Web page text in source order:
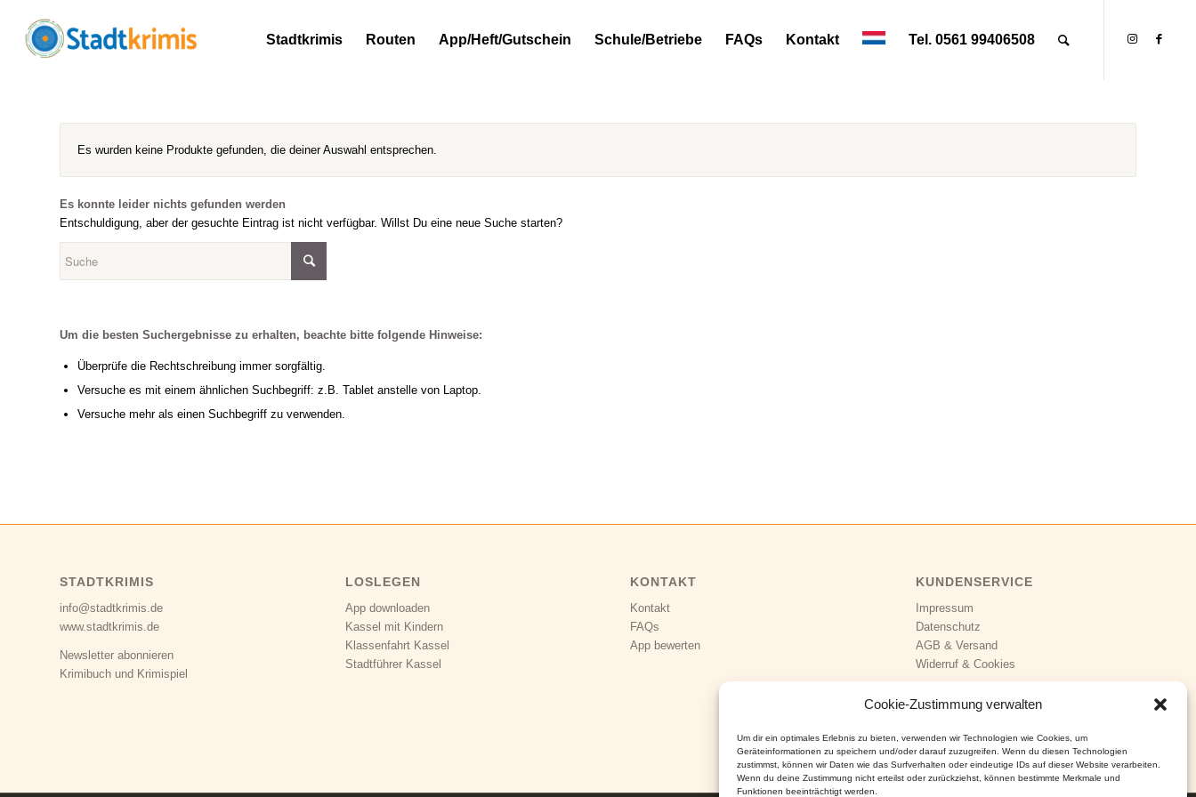
Cookie-Zustimmung verwalten
Um dir ein optimales Erlebnis zu bieten, verwenden wir Technologien wie Cookies, um
Geräteinformationen zu speichern und/oder darauf zuzugreifen. Wenn du diesen Technologien
zustimmst, können wir Daten wie das Surfverhalten oder eindeutige IDs auf dieser Website verarbeiten.
Wenn du deine Zustimmung nicht erteilst oder zurückziehst, können bestimmte Merkmale und
Funktionen beeinträchtigt werden.
Stadtkrimis Routen App/Heft/Gutschein Schule/Betriebe FAQs Kontakt Tel. 0561 99406508
Es wurden keine Produkte gefunden, die deiner Auswahl entsprechen.
Es konnte leider nichts gefunden werden
Entschuldigung, aber der gesuchte Eintrag ist nicht verfügbar. Willst Du eine neue Suche starten?
Um die besten Suchergebnisse zu erhalten, beachte bitte folgende Hinweise:
Überprüfe die Rechtschreibung immer sorgfältig.
Versuche es mit einem ähnlichen Suchbegriff: z.B. Tablet anstelle von Laptop.
Versuche mehr als einen Suchbegriff zu verwenden.
STADTKRIMIS
info@stadtkrimis.de
www.stadtkrimis.de
Newsletter abonnieren
Krimibuch und Krimispiel
LOSLEGEN
App downloaden
Kassel mit Kindern
Klassenfahrt Kassel
Stadtführer Kassel
KONTAKT
Kontakt
FAQs
App bewerten
KUNDENSERVICE
Impressum
Datenschutz
AGB & Versand
Widerruf& Cookies